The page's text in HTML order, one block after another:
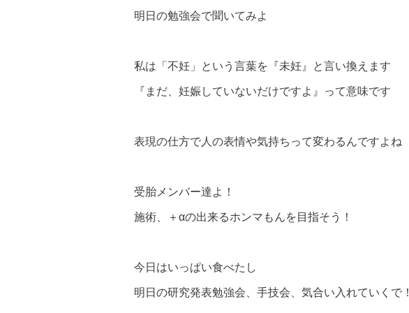
明日の勉強会で聞いてみよ
私は「不妊」という言葉を『未妊』と言い換えます
『まだ、妊娠していないだけですよ』って意味です
表現の仕方で人の表情や気持ちって変わるんですよね
受胎メンバー達よ！
施術、＋αの出来るホンマもんを目指そう！
今日はいっぱい食べたし
明日の研究発表勉強会、手技会、気合い入れていくで！